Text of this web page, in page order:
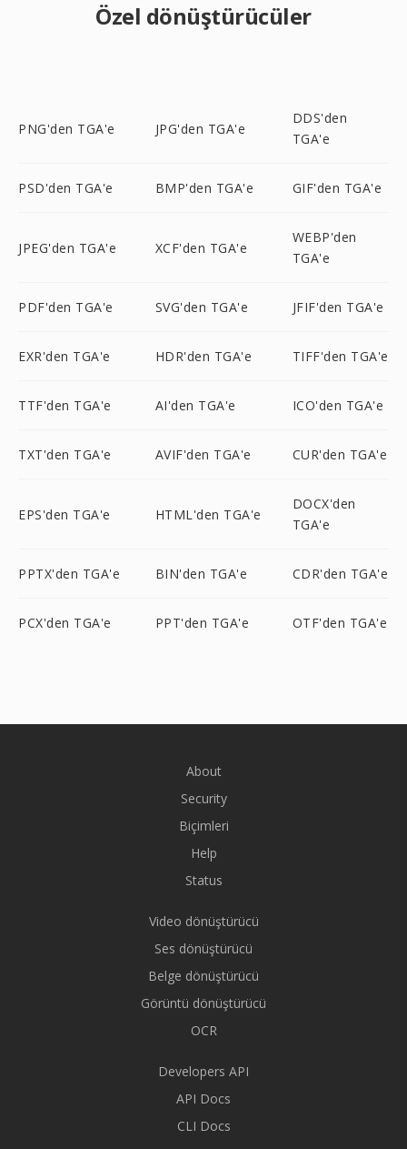
Özel dönüştürücüler
PNG'den TGA'e JPG'den TGA'e
DDS'den
TGA'e
PSD'den TGA'e BMP'den TGA'e GIF'den TGA'e
JPEG'den TGA'e XCF'den TGA'e
WEBP'den
TGA'e
PDF'den TGA'e SVG'den TGA'e JFIF'den TGA'e
EXR'den TGA'e HDR'den TGA'e TIFF'den TGA'e
TTF'den TGA'e AI'den TGA'e ICO'den TGA'e
TXT'den TGA'e AVIF'den TGA'e CUR'den TGA'e
EPS'den TGA'e HTML'den TGA'e
DOCX'den
TGA'e
PPTX'den TGA'e BIN'den TGA'e CDR'den TGA'e
PCX'den TGA'e PPT'den TGA'e OTF'den TGA'e
About
Security
Biçimleri
Help
Status
Video dönüştürücü
Ses dönüştürücü
Belge dönüştürücü
Görüntü dönüştürücü
OCR
Developers API
API Docs
CLI Docs